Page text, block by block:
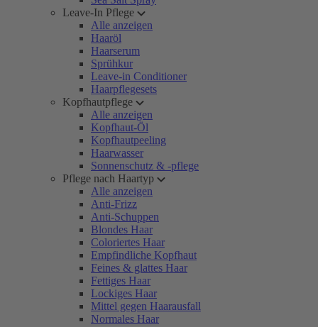
Leave-In Pflege
Alle anzeigen
Haaröl
Haarserum
Sprühkur
Leave-in Conditioner
Haarpflegesets
Kopfhautpflege
Alle anzeigen
Kopfhaut-Öl
Kopfhautpeeling
Haarwasser
Sonnenschutz & -pflege
Pflege nach Haartyp
Alle anzeigen
Anti-Frizz
Anti-Schuppen
Blondes Haar
Coloriertes Haar
Empfindliche Kopfhaut
Feines & glattes Haar
Fettiges Haar
Lockiges Haar
Mittel gegen Haarausfall
Normales Haar